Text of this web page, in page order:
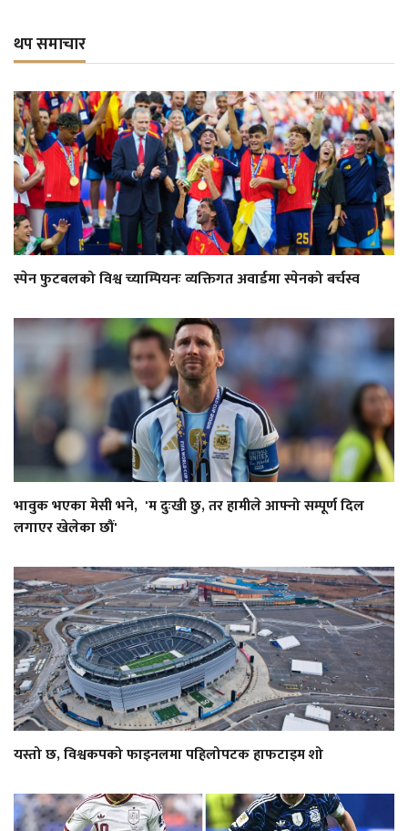
थप समाचार
स्पेन फुटबलको विश्व च्याम्पियनः व्यक्तिगत अवार्डमा स्पेनको बर्चस्व
भावुक भएका मेसी भने, 'म दुःखी छु, तर हामीले आफ्नो सम्पूर्ण दिल
लगाएर खेलेका छौं'
यस्तो छ, विश्वकपको फाइनलमा पहिलोपटक हाफटाइम शो